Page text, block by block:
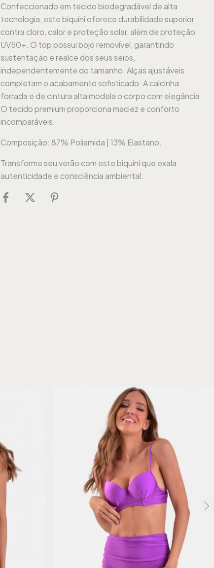
Confeccionado em tecido biodegradável de alta
tecnologia, este biquíni oferece durabilidade superior
contra cloro, calor e proteção solar, além de proteção
UV50+. O top possui bojo removível, garantindo
sustentação e realce dos seus seios,
independentemente do tamanho. Alças ajustáveis
completam o acabamento sofisticado. A calcinha
forrada e de cintura alta modela o corpo com elegância.
O tecido premium proporciona maciez e conforto
incomparáveis.
Composição: 87% Poliamida | 13% Elastano.
Transforme seu verão com este biquíni que exala
autenticidade e consciência ambiental.